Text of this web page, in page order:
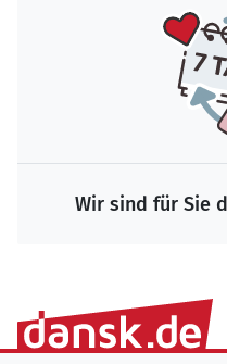
Wir sind für Sie